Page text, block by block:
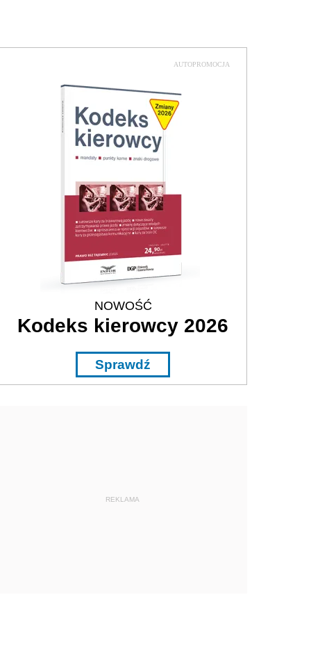
AUTOPROMOCJA
NOWOŚĆ
Kodeks kierowcy 2026
Sprawdź
REKLAMA